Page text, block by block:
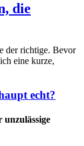
die
der richtige. Bevor
eine kurze,
echt?
unzulässige